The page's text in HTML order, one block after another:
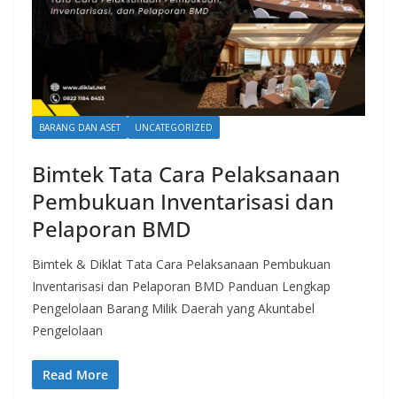
BARANG DAN ASET UNCATEGORIZED
Bimtek Tata Cara Pelaksanaan
Pembukuan Inventarisasi dan
Pelaporan BMD
Bimtek & Diklat Tata Cara Pelaksanaan Pembukuan
Inventarisasi dan Pelaporan BMD Panduan Lengkap
Pengelolaan Barang Milik Daerah yang Akuntabel
Pengelolaan
Read More